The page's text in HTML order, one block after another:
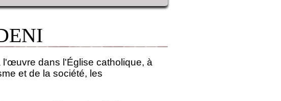
l'œuvre dans l'Église catholique, à
et de la société, les